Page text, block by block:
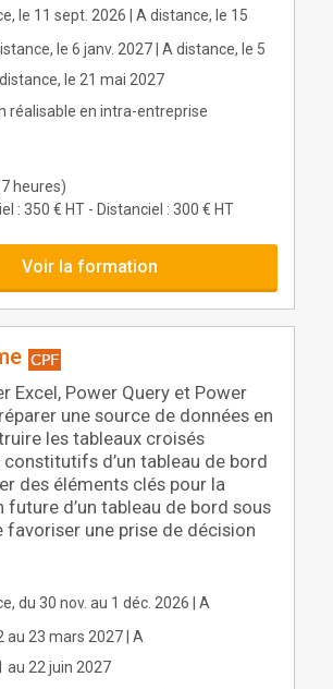
le 11 sept. 2026 | A distance, le 15
le 6 janv. 2027 | A distance, le 5
le 21 mai 2027
réalisable en intra-entreprise
heures)
: 350 € HT - Distanciel : 300 € HT
Voir la formation
Excel, Power Query et Power
une source de données en
les tableaux croisés
d’un tableau de bord
des éléments clés pour la
d’un tableau de bord sous
favoriser une prise de décision
du 30 nov. au 1 déc. 2026 | A
au 23 mars 2027 | A
au 22 juin 2027